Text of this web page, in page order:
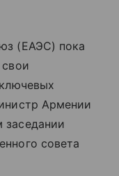
(ЕАЭС) пока
Армении
совета